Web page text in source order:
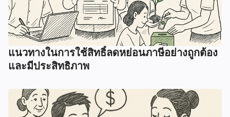
แนวทางในการใช้สิทธิ์ลดหย่อนภาษีอย่างถูกต้อง
และมีประสิทธิภาพ